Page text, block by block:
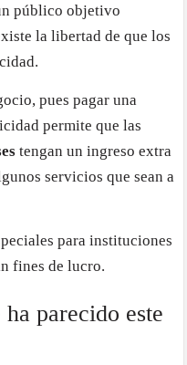
público objetivo
la libertad de que los
pues pagar una
permite que las
tengan un ingreso extra
servicios que sean a
para instituciones
fines de lucro.
parecido este